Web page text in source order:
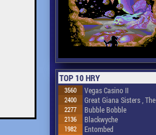
TOP 10 HRY
3560 Vegas Casino II
2400 Great Giana Sisters , The
2277 Bubble Bobble
2136 Blackwyche
1982 Entombed